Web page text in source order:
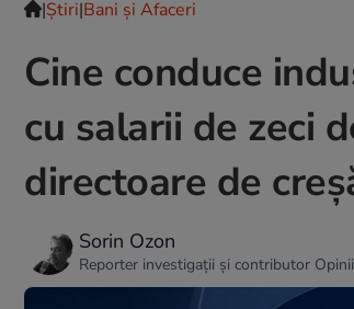
|Ştiri|Bani și Afaceri
Cine conduce
cu salarii de zeci
directoare de
Sorin Ozon
Reporter investigații și contributor Opinii